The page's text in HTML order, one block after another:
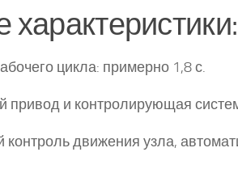
цикла: примерно 1,8 с.
привод и контролирующая
контроль движения узла,